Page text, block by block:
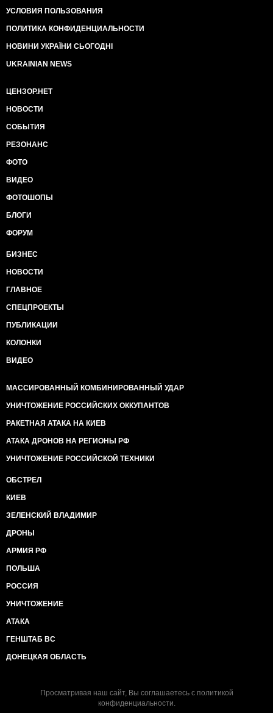
УСЛОВИЯ ПОЛЬЗОВАНИЯ
ПОЛИТИКА КОНФИДЕНЦИАЛЬНОСТИ
НОВИНИ УКРАЇНИ СЬОГОДНІ
UKRAINIAN NEWS
ЦЕНЗОР.НЕТ
НОВОСТИ
СОБЫТИЯ
РЕЗОНАНС
ФОТО
ВИДЕО
ФОТОШОПЫ
БЛОГИ
ФОРУМ
БИЗНЕС
НОВОСТИ
ГЛАВНОЕ
СПЕЦПРОЕКТЫ
ПУБЛИКАЦИИ
КОЛОНКИ
ВИДЕО
МАССИРОВАННЫЙ КОМБИНИРОВАННЫЙ УДАР
УНИЧТОЖЕНИЕ РОССИЙСКИХ ОККУПАНТОВ
РАКЕТНАЯ АТАКА НА КИЕВ
АТАКА ДРОНОВ НА РЕГИОНЫ РФ
УНИЧТОЖЕНИЕ РОССИЙСКОЙ ТЕХНИКИ
ОБСТРЕЛ
КИЕВ
ЗЕЛЕНСКИЙ ВЛАДИМИР
ДРОНЫ
АРМИЯ РФ
ПОЛЬША
РОССИЯ
УНИЧТОЖЕНИЕ
АТАКА
ГЕНШТАБ ВС
ДОНЕЦКАЯ ОБЛАСТЬ
Просматривая наш сайт, Вы соглашаетесь с политикой
конфиденциальности.